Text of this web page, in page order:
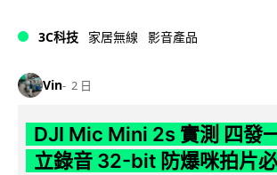
3C科技 家居無線 影音產品
Vin 2 日
DJI Mic Mini 2s 實測 四發
立錄音 32-bit 防爆咪拍片